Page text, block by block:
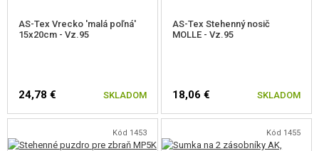
AS-Tex Vrecko 'malá poľná'
15x20cm - Vz.95
24,78 € SKLADOM
AS-Tex Stehenný nosič
MOLLE - Vz.95
18,06 € SKLADOM
Kód 1453 Kód 1455